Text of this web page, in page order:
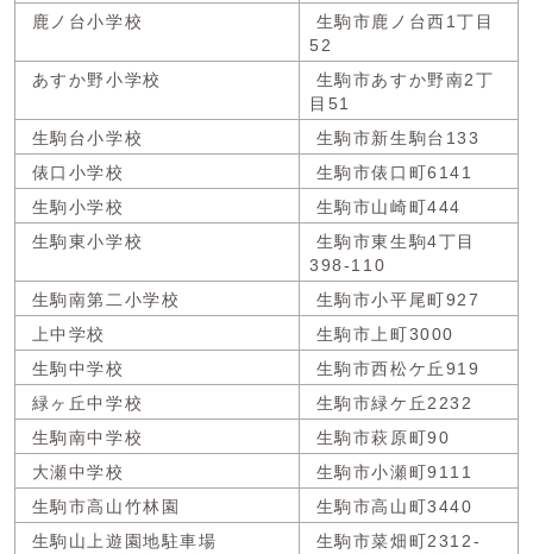
鹿ノ台小学校
生駒市鹿ノ台西1丁目
52
あすか野小学校
生駒市あすか野南2丁
目51
生駒台小学校
生駒市新生駒台133
俵口小学校
生駒市俵口町6141
生駒小学校
生駒市山崎町444
生駒東小学校
生駒市東生駒4丁目
398-110
生駒南第二小学校
生駒市小平尾町927
上中学校
生駒市上町3000
生駒中学校
生駒市西松ケ丘919
緑ヶ丘中学校
生駒市緑ケ丘2232
生駒南中学校
生駒市萩原町90
大瀬中学校
生駒市小瀬町9111
生駒市高山竹林園
生駒市高山町3440
生駒山上遊園地駐車場
生駒市菜畑町2312-